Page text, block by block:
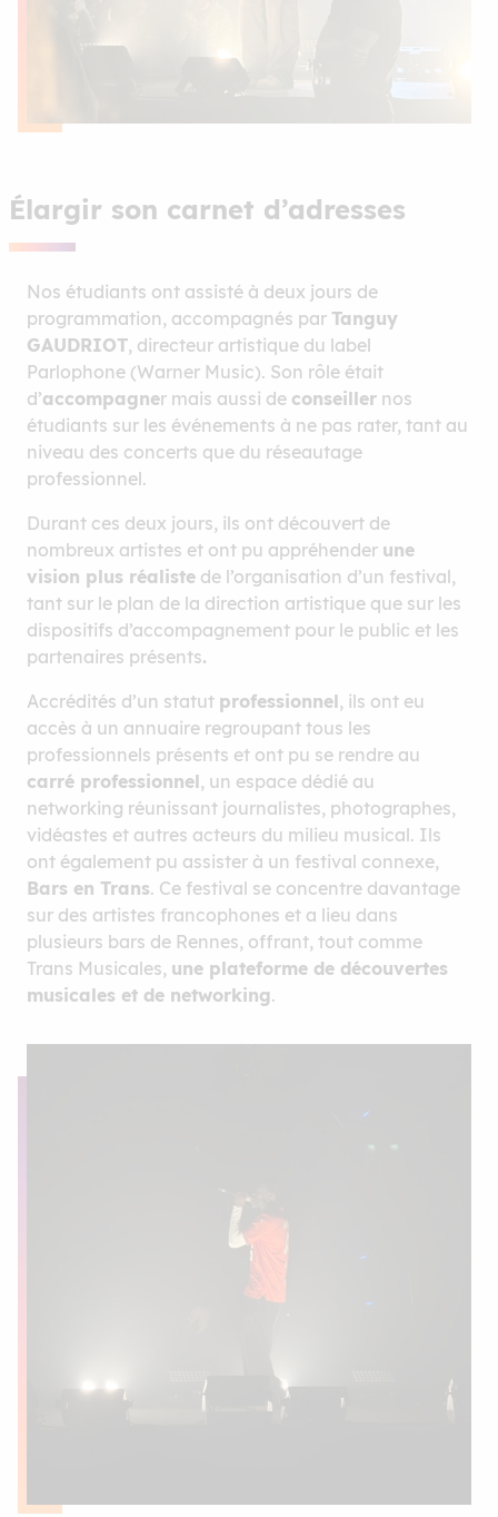
Élargir son carnet d’adresses
Nos étudiants ont assisté à deux jours de
programmation, accompagnés par Tanguy
GAUDRIOT, directeur artistique du label
Parlophone (Warner Music). Son rôle était
d’accompagner mais aussi de conseiller nos
étudiants sur les événements à ne pas rater, tant au
niveau des concerts que du réseautage
professionnel.
Durant ces deux jours, ils ont découvert de
nombreux artistes et ont pu appréhender une
vision plus réaliste de l’organisation d’un festival,
tant sur le plan de la direction artistique que sur les
dispositifs d’accompagnement pour le public et les
partenaires présents.
Accrédités d’un statut professionnel, ils ont eu
accès à un annuaire regroupant tous les
professionnels présents et ont pu se rendre au
carré professionnel, un espace dédié au
networking réunissant journalistes, photographes,
vidéastes et autres acteurs du milieu musical. Ils
ont également pu assister à un festival connexe,
Bars en Trans. Ce festival se concentre davantage
sur des artistes francophones et a lieu dans
plusieurs bars de Rennes, offrant, tout comme
Trans Musicales, une plateforme de découvertes
musicales et de networking.